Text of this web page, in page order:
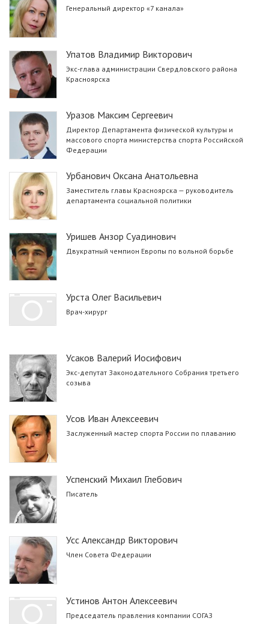
Генеральный директор «7 канала»
Упатов Владимир Викторович
Экс-глава администрации Свердловского района
Красноярска
Уразов Максим Сергеевич
Директор Департамента физической культуры и
массового спорта министерства спорта Российской
Федерации
Урбанович Оксана Анатольевна
Заместитель главы Красноярска — руководитель
департамента социальной политики
Уришев Анзор Суадинович
Двукратный чемпион Европы по вольной борьбе
Урста Олег Васильевич
Врач-хирург
Усаков Валерий Иосифович
Экс-депутат Законодательного Собрания третьего
созыва
Усов Иван Алексеевич
Заслуженный мастер спорта России по плаванию
Успенский Михаил Глебович
Писатель
Усс Александр Викторович
Член Совета Федерации
Устинов Антон Алексеевич
Председатель правления компании СОГАЗ